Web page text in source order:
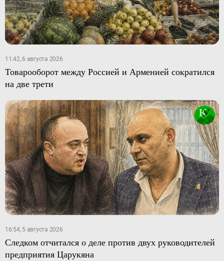
11:42, 6 августа 2026
Товарооборот между Россией и Арменией сократился
на две трети
16:54, 5 августа 2026
Следком отчитался о деле против двух руководителей
предприятия Царукяна